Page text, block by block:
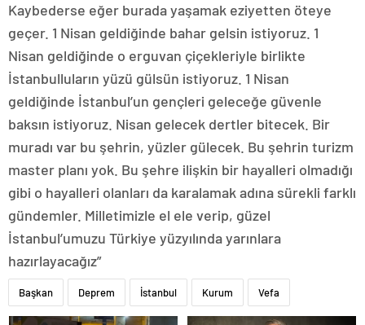
Kaybederse eğer burada yaşamak eziyetten öteye
geçer. 1 Nisan geldiğinde bahar gelsin istiyoruz. 1
Nisan geldiğinde o erguvan çiçekleriyle birlikte
İstanbulluların yüzü gülsün istiyoruz. 1 Nisan
geldiğinde İstanbul’un gençleri geleceğe güvenle
baksın istiyoruz. Nisan gelecek dertler bitecek. Bir
muradı var bu şehrin, yüzler gülecek. Bu şehrin turizm
master planı yok. Bu şehre ilişkin bir hayalleri olmadığı
gibi o hayalleri olanları da karalamak adına sürekli farklı
gündemler. Milletimizle el ele verip, güzel
İstanbul’umuzu Türkiye yüzyılında yarınlara
hazırlayacağız”
Başkan Deprem İstanbul Kurum Vefa